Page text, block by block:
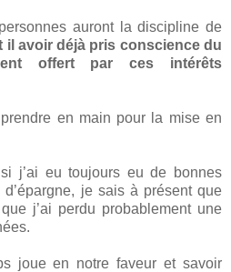
auront la discipline de
il avoir déjà pris conscience du
offert par ces intérêts
en main pour la mise en
j’ai eu toujours eu de bonnes
je sais à présent que
j’ai perdu probablement une
joue en notre faveur et savoir